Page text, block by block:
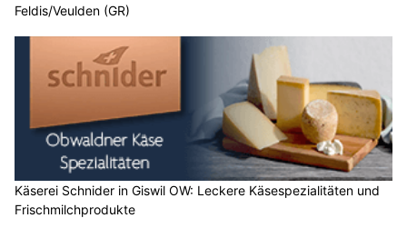
Feldis/Veulden (GR)
Käserei Schnider in Giswil OW: Leckere Käsespezialitäten und
Frischmilchprodukte